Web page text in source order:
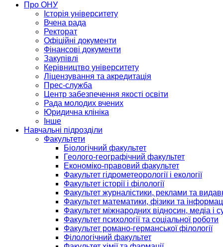
Про ОНУ
Історія університету
Вчена рада
Ректорат
Офіційні документи
Фінансові документи
Закупівлі
Керівництво університету
Ліцензування та акредитація
Прес-служба
Центр забезпечення якості освіти
Рада молодих вчених
Юридична клініка
Інше
Навчальні підрозділи
Факультети
Біологічний факультет
Геолого-географічний факультет
Економіко-правовий факультет
Факультет гідрометеорології і екології
Факультет історії і філології
Факультет журналістики, реклами та
Факультет математики, фізики та
Факультет міжнародних відносин, медіа і
Факультет психології та соціальної роботи
Факультет романо-германської філології
Філологічний факультет